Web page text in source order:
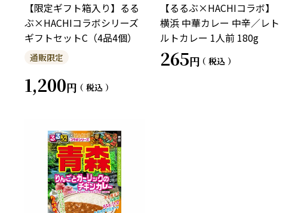
【限定ギフト箱入り】るる
ぶ×HACHIコラボシリーズ
ギフトセットC（4品4個）
通販限定
1,200 税込
【るるぶ×HACHIコラボ】
横浜 中華カレー 中辛／レト
ルトカレー 1人前 180g
265 税込